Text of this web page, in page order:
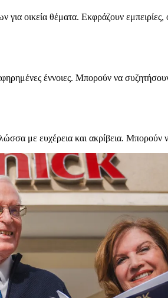
οικεία θέματα. Εκφράζουν
έννοιες. Μπορούν να
με ευχέρεια και ακρίβεια. Μπορούν